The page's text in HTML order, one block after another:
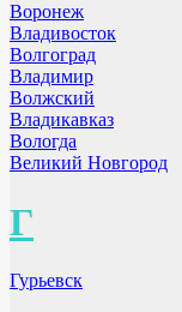
Воронеж
Владивосток
Волгоград
Владимир
Волжский
Владикавказ
Вологда
Великий Новгород
Г
Гурьевск